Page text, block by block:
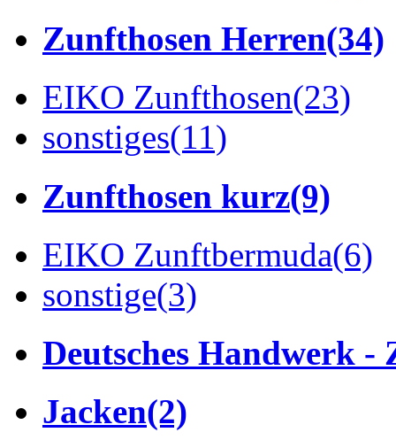
Zunfthosen Herren(34)
EIKO Zunfthosen(23)
sonstiges(11)
Zunfthosen kurz(9)
EIKO Zunftbermuda(6)
sonstige(3)
Deutsches Handwerk -
Jacken(2)